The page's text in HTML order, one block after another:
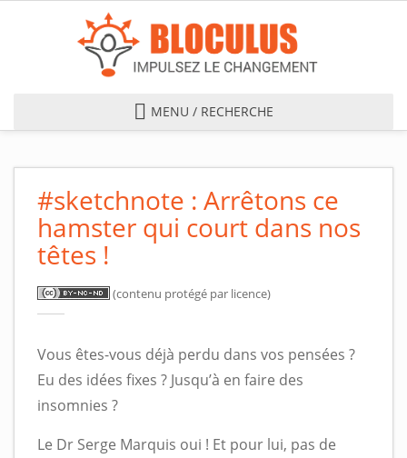
Skip to main content
MENU / RECHERCHE
#sketchnote : Arrêtons ce
hamster qui court dans nos
têtes !
(contenu protégé par licence)
Vous êtes-vous déjà perdu dans vos pensées ?
Eu des idées fixes ? Jusqu’à en faire des
insomnies ?
Le Dr Serge Marquis oui ! Et pour lui, pas de